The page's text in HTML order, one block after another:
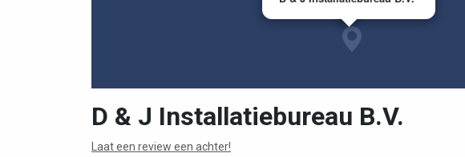
D & J Installatiebureau B.V.
Laat een review een achter!